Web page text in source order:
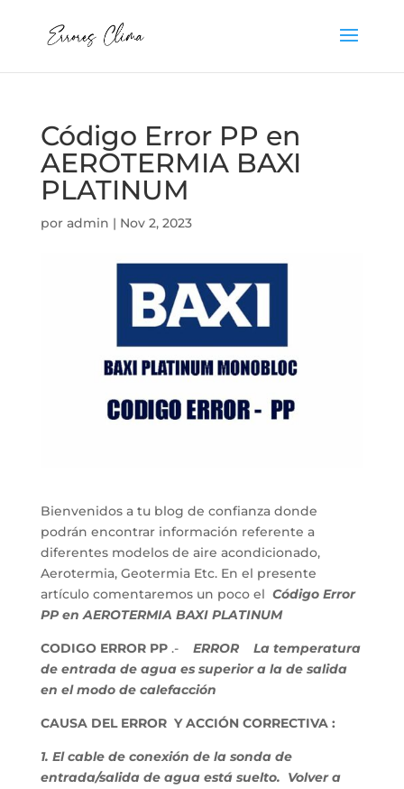
Código Error PP en
AEROTERMIA BAXI
PLATINUM
por admin | Nov 2, 2023
Bienvenidos a tu blog de confianza donde
podrán encontrar información referente a
diferentes modelos de aire acondicionado,
Aerotermia, Geotermia Etc. En el presente
artículo comentaremos un poco el Código Error
PP en AEROTERMIA BAXI PLATINUM
CODIGO ERROR PP.- ERROR
La temperatura
de entrada de agua es superior a la de salida
en el modo de calefacción
CAUSA DEL ERROR Y ACCIÓN CORRECTIVA :
1. El cable de conexión de la sonda de
entrada/salida de agua está suelto. Volver a